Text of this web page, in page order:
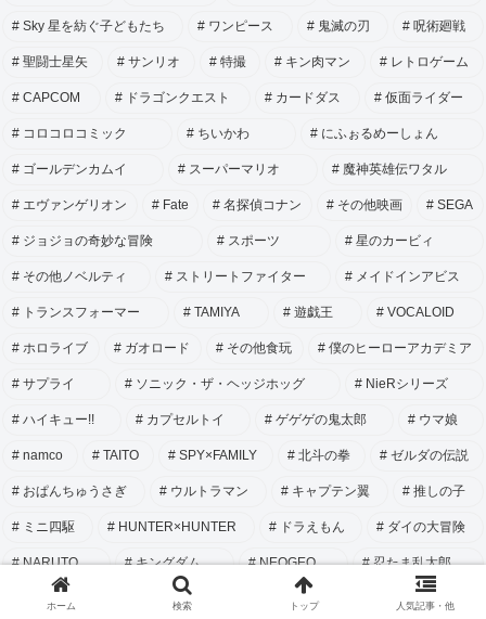
Sky 星を紡ぐ子どもたち ワンピース 鬼滅の刃 呪術廻戦
聖闘士星矢 サンリオ 特撮 キン肉マン レトロゲーム
CAPCOM ドラゴンクエスト カードダス 仮面ライダー
コロコロコミック ちいかわ にふぉるめーしょん
ゴールデンカムイ スーパーマリオ 魔神英雄伝ワタル
エヴァンゲリオン Fate 名探偵コナン その他映画 SEGA
ジョジョの奇妙な冒険 スポーツ 星のカービィ
その他ノベルティ ストリートファイター メイドインアビス
トランスフォーマー TAMIYA 遊戯王 VOCALOID
ホロライブ ガオロード その他食玩 僕のヒーローアカデミア
サプライ ソニック・ザ・ヘッジホッグ NieRシリーズ
ハイキュー!! カプセルトイ ゲゲゲの鬼太郎 ウマ娘
namco TAITO SPY×FAMILY 北斗の拳 ゼルダの伝説
おぱんちゅうさぎ ウルトラマン キャプテン翼 推しの子
ミニ四駆 HUNTER×HUNTER ドラえもん ダイの大冒険
NARUTO キングダム NEOGEO 忍たま乱太郎
チェンソーマン パックマン ロックマン クレヨンしんちゃん
ホーム 検索 トップ 人気記事・他